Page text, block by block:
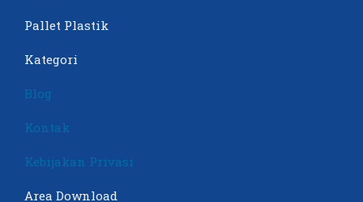
Pallet Plastik
Kategori
Blog
Kontak
Kebijakan Privasi
Area Download